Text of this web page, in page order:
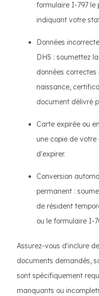
formulaire I-797 le
indiquant votre
Données
DHS : soumettez
données
naissance,
document délivré
Carte expirée ou
une copie de
d'expirer.
Conversion
permanent :
de résident
ou le formulaire I-
Assurez-vous d'inclure
documents demandés,
sont spécifiquement
manquants ou